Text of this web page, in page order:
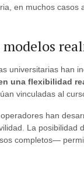
en muchos
modelos
universitarias han
una flexibilidad
vinculadas al
han
La
completos—